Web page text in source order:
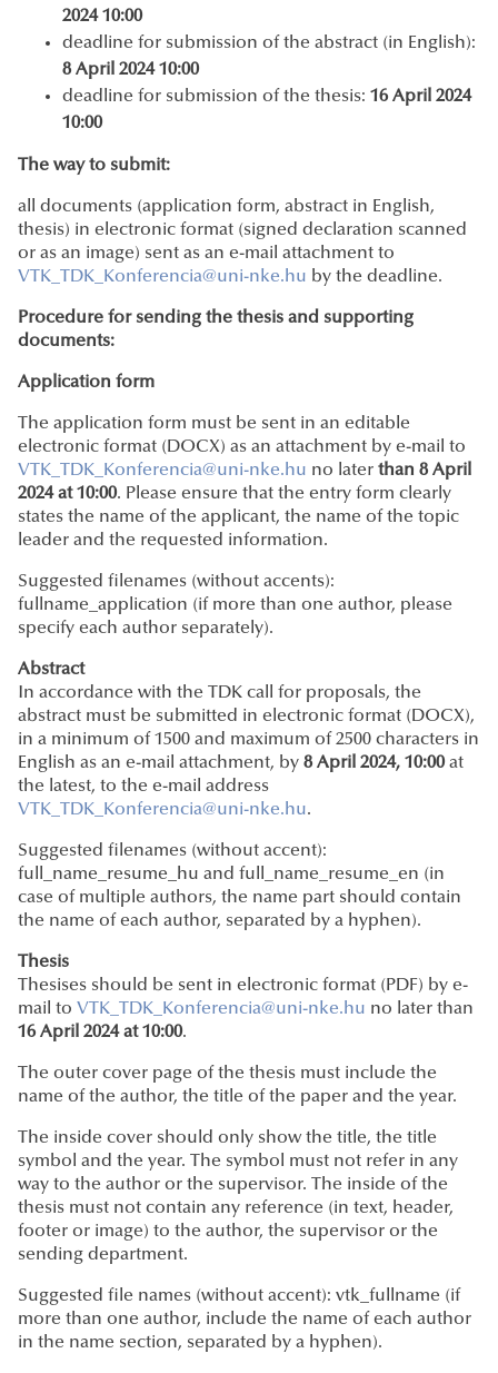
2024 10:00
deadline for submission of the abstract (in English):
8 April 2024 10:00
deadline for submission of the thesis: 16 April 2024
10:00
The way to submit:
all documents (application form, abstract in English,
thesis) in electronic format (signed declaration scanned
or as an image) sent as an e-mail attachment to
VTK_TDK_Konferencia@uni-nke.hu by the deadline.
Procedure for sending the thesis and supporting
documents:
Application form
The application form must be sent in an editable
electronic format (DOCX) as an attachment by e-mail to
VTK_TDK_Konferencia@uni-nke.hu no later than 8 April
2024 at 10:00. Please ensure that the entry form clearly
states the name of the applicant, the name of the topic
leader and the requested information.
Suggested filenames (without accents):
fullname_application (if more than one author, please
specify each author separately).
Abstract
In accordance with the TDK call for proposals, the
abstract must be submitted in electronic format (DOCX),
in a minimum of 1500 and maximum of 2500 characters in
English as an e-mail attachment, by 8 April 2024, 10:00at
the latest, to the e-mail address
VTK_TDK_Konferencia@uni-nke.hu.
Suggested filenames (without accent):
full_name_resume_hu and full_name_resume_en (in
case of multiple authors, the name part should contain
the name of each author, separated by a hyphen).
Thesis
Thesises should be sent in electronic format (PDF) by e-
mail to VTK_TDK_Konferencia@uni-nke.hu no later than
16 April 2024 at 10:00.
The outer cover page of the thesis must include the
name of the author, the title of the paper and the year.
The inside cover should only show the title, the title
symbol and the year. The symbol must not refer in any
way to the author or the supervisor. The inside of the
thesis must not contain any reference (in text, header,
footer or image) to the author, the supervisor or the
sending department.
Suggested file names (without accent): vtk_fullname (if
more than one author, include the name of each author
in the name section, separated by a hyphen).